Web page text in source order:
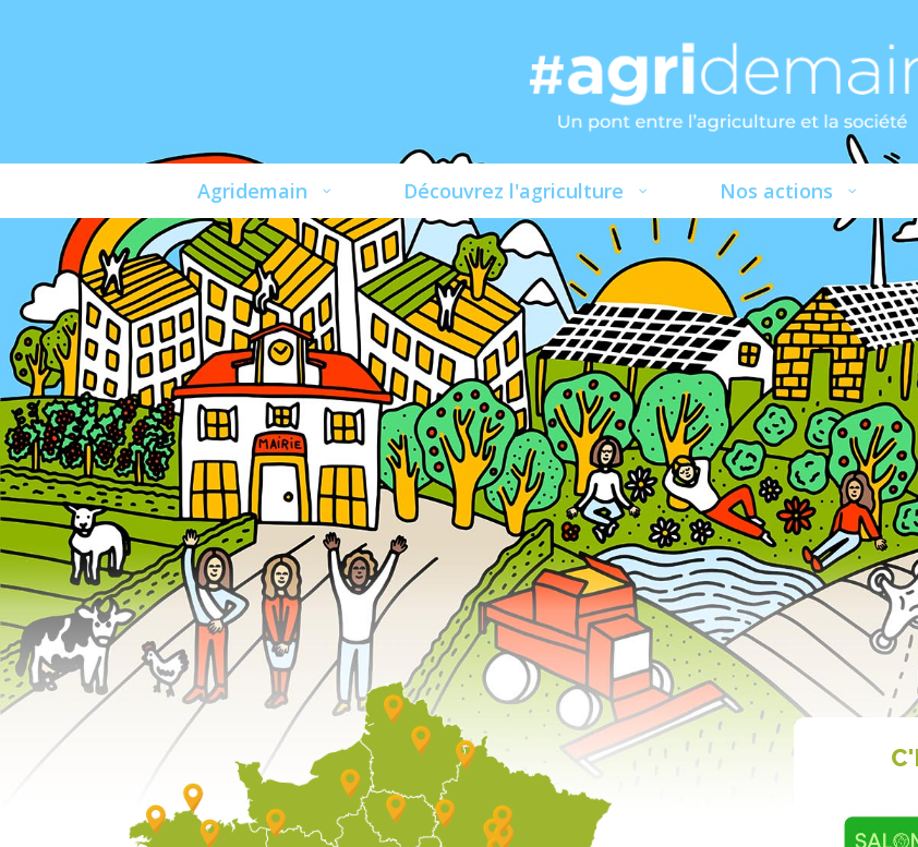
Agridemain Découvrez l'agriculture Nos actions